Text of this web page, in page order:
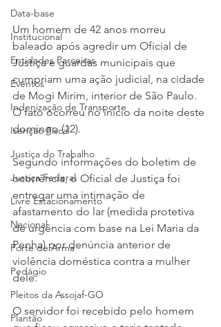
Data-base
Institucional
Entidades Parceiras
Eventos
Indenização de Transporte
Isenção Fiscal
Justiça do Trabalho
Justiça Federal
Livre Estacionamento
Nacional
Porte de Arma
Pedágio
Pleitos da Assojaf-GO
Plantão
Um homem de 42 anos morreu
baleado após agredir um Oficial de
Justiça e guardas municipais que
cumpriam uma ação judicial, na cidade
de Mogi Mirim, interior de São Paulo.
O fato ocorreu no início da noite deste
domingo (12).
Segundo informações do boletim de
ocorrência, o Oficial de Justiça foi
entregar uma intimação de
afastamento do lar (medida protetiva
de urgência com base na Lei Maria da
Penha) por denúncia anterior de
violência doméstica contra a mulher
dele.
O servidor foi recebido pelo homem